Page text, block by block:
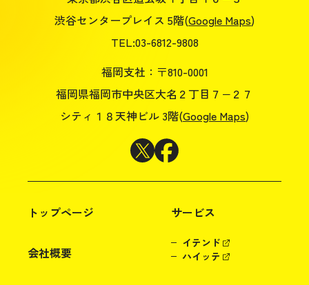
渋谷センタープレイス 5階(Google Maps)
TEL:03-6812-9808
福岡支社：〒810-0001
福岡県福岡市中央区大名２丁目７−２７
シティ１８天神ビル 3階(Google Maps)
トップページ
会社概要
サービス
イテンド
ハイッテ